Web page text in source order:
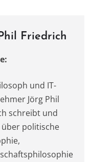
Friedrich
und IT-
Jörg Phil
schreibt und
politische